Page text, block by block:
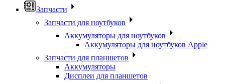
Запчасти
Запчасти для ноутбуков
Аккумуляторы для ноутбуков
Аккумуляторы для ноутбуков Apple
Запчасти для планшетов
Аккумуляторы
Дисплеи для планшетов